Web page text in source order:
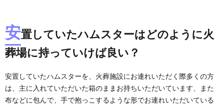
安置していたハムスターはどのように火
葬場に持っていけば良い？
安置していたハムスターを、火葬施設にお連れいただく際多くの方
は、主に入れていただいた箱のままお持ちいただいています、また
布などに包んで、手で抱っこするような形でお連れいただいている